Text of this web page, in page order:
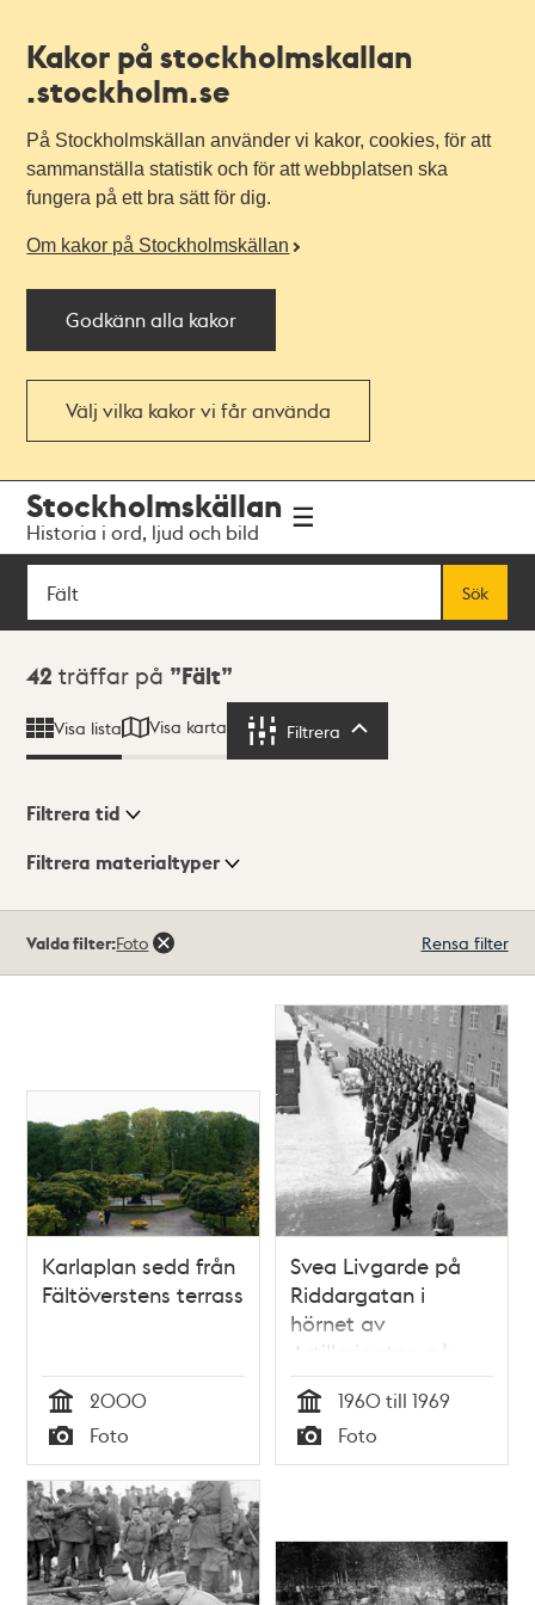
Kakor på stockholmskallan
.stockholm.se
På Stockholmskällan använder vi kakor, cookies, för att
sammanställa statistik och för att webbplatsen ska
fungera på ett bra sätt för dig.
Om kakor på Stockholmskällan
Godkänn alla kakor
Välj vilka kakor vi får använda
navigationen
huvudinnehållet
Stockholmskällan
Historia i ord, ljud och bild
Sök
Sök
Sökresultat
42 träffar på Fält
Visa lista Visa karta Filtrera
Visningsläge
Filtrera tid
Filtrera materialtyper
träffar
Valda filter:Foto Rensa filter
Karlaplan sedd från
Fältöverstens terrass
Tid
2000
Typ
Foto
Svea Livgarde på
Riddargatan i
hörnet av
Artillerigatan på
väg till Riksdagens
högtidliga
öppnande.
Uniformerna är av
fältslagen
Tid
1960 till 1969
Typ
Foto